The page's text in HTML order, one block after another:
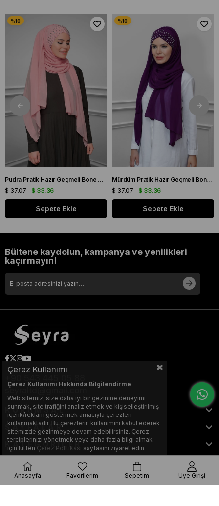
Pudra Pratik Hazır Geçmeli Bone Şal Şifon Kendinden Boneli Taşlı Elişi İşlemeli 1450_06
$ 33.36
$ 37.07
Sepete Ekle
Mürdüm Pratik Hazır Geçmeli Bone Şal Şifon Kendinden Boneli Taşlı Elişi İşlemeli 1450_07
$ 33.36
$ 37.07
Sepete Ekle
Bültene kaydolun, kampanya ve yenilikleri
kaçırmayın!
seyraltd@gmail.com
KURUMSAL
SAYFALAR
KATEGORİLER
Bu web sitesi, Nihat KILIÇARSLAN tarafından tasarlanmış ve optimize
Çerez Kullanımı
Çerez Kullanımı Hakkında Bilgilendirme
Web sitemiz, size daha iyi bir gezinme deneyimi
sunmak, site trafiğini analiz etmek ve kişiselleştirilmiş
içerik/reklam göstermek amacıyla çerezleri
kullanmaktadır. Bu çerezlerin kullanımını kabul ederek
sitemizde gezinmeye devam edebilirsiniz. Çerez
terciplerinizi yönetmek veya daha fazla bilgi almak
için lütfen Çerez Politikası sayfasını ziyaret edin.
Anasayfa Favorilerim Sepetim Üye Girişi